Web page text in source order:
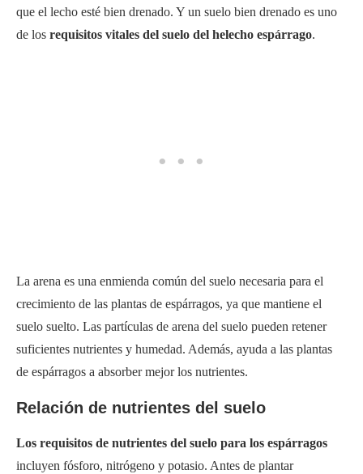
que el lecho esté bien drenado. Y un suelo bien drenado es uno
de los requisitos vitales del suelo del helecho espárrago.
La arena es una enmienda común del suelo necesaria para el
crecimiento de las plantas de espárragos, ya que mantiene el
suelo suelto. Las partículas de arena del suelo pueden retener
suficientes nutrientes y humedad. Además, ayuda a las plantas
de espárragos a absorber mejor los nutrientes.
Relación de nutrientes del suelo
Los requisitos de nutrientes del suelo para los espárragos
incluyen fósforo, nitrógeno y potasio. Antes de plantar